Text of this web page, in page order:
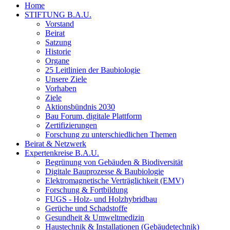
Home
STIFTUNG B.A.U.
Vorstand
Beirat
Satzung
Historie
Organe
25 Leitlinien der Baubiologie
Unsere Ziele
Vorhaben
Ziele
Aktionsbündnis 2030
Bau Forum, digitale Plattform
Zertifizierungen
Forschung zu unterschiedlichen Themen
Beirat & Netzwerk
Expertenkreise B.A.U.
Begrünung von Gebäuden & Biodiversität
Digitale Bauprozesse & Baubiologie
Elektromagnetische Verträglichkeit (EMV)
Forschung & Fortbildung
FUGS - Holz- und Holzhybridbau
Gerüche und Schadstoffe
Gesundheit & Umweltmedizin
Haustechnik & Installationen (Gebäudetechnik)